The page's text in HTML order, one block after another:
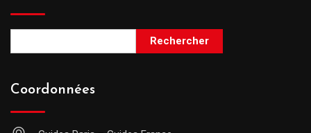
Rechercher
Coordonnées